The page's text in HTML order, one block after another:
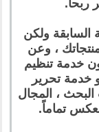
ربحاً.
السابقة ولكن
، وعن
خدمة تنظيم
خدمة تحرير
، المجال
تماماً.